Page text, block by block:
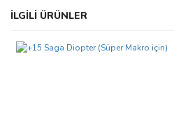
Bu ürünün fiyat bilgisi, resim, ürün
konularda yetersiz gördüğünüz
Görüş ve önerileriniz için teşekkür
İLGİLİ ÜRÜNLER